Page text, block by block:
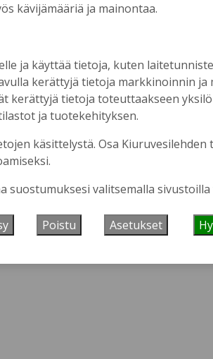
kävijämääriä ja mainontaa.
ja käyttää tietoja, kuten
kerättyjä tietoja markkinoinnin ja
kerättyjä tietoja toteuttaakseen
ja tuotekehityksen.
käsittelystä. Osa
suostumuksesi valitsemalla sivustoilla
Poistu Asetukset